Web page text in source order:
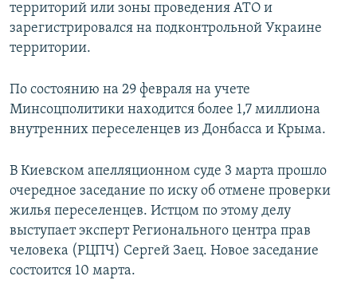
территорий или зоны проведения АТО и
зарегистрировался на подконтрольной Украине
территории.
По состоянию на 29 февраля на учете
Минсоцполитики находится более 1,7 миллиона
внутренних переселенцев из Донбасса и Крыма.
В Киевском апелляционном суде 3 марта прошло
очередное заседание по иску об отмене проверки
жилья переселенцев. Истцом по этому делу
выступает эксперт Регионального центра прав
человека (РЦПЧ) Сергей Заец. Новое заседание
состоится 10 марта.